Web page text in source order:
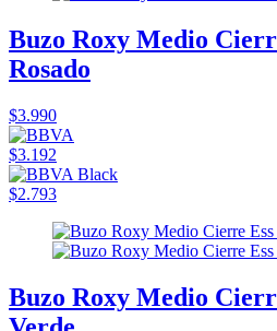
Buzo Roxy Medio
Rosado
$3.990
$3.192
$2.793
Buzo Roxy Medio